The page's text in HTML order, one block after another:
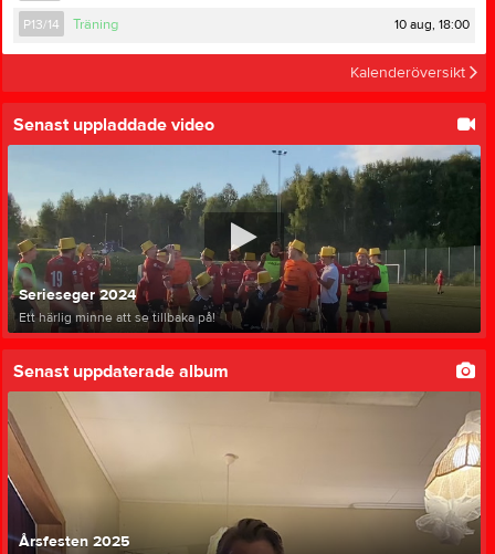
P13/14 Träning 10 aug, 18:00
Kalenderöversikt
Senast uppladdade video
Serieseger 2024
Ett härlig minne att se tillbaka på!
Senast uppdaterade album
Årsfesten 2025